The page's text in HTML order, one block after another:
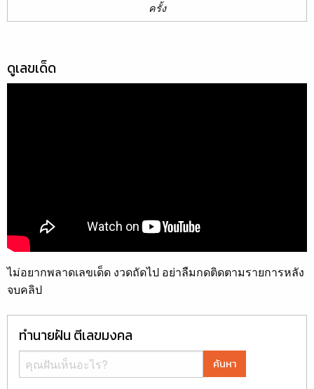
ครั้ง
ดูเลขเด็ด
ไม่อยากพลาดเลขเด็ด งวดถัดไป อย่าลืมกดติดตามรายการหลัง
จบคลิป
ทำนายฝัน ตีเลขมงคล
ค้นหา